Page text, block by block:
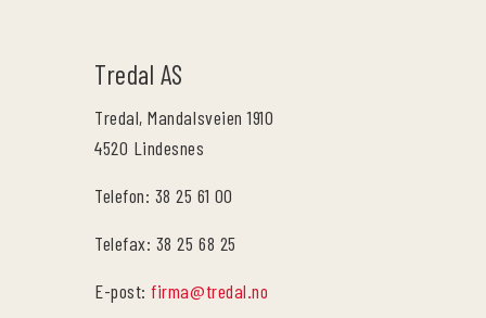
Tredal AS
Tredal, Mandalsveien 1910
4520 Lindesnes
Telefon: 38 25 61 00
Telefax: 38 25 68 25
E-post:firma@tredal.no